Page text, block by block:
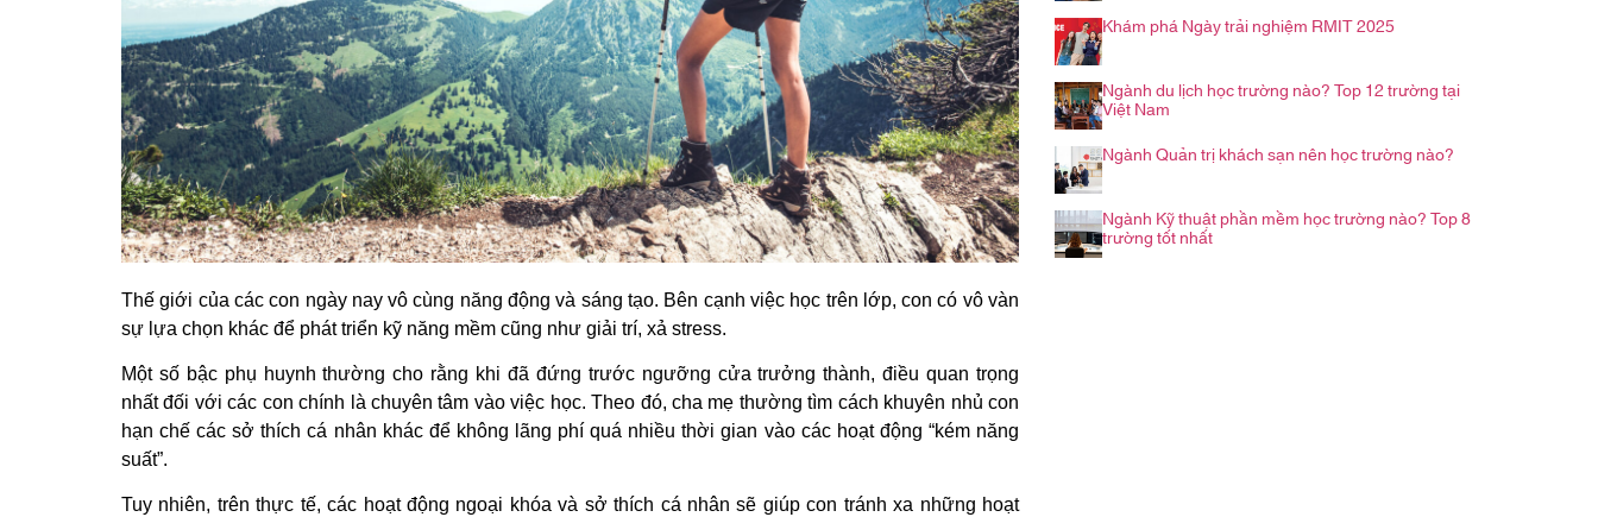
Thế giới của các con ngày nay vô cùng năng động và sáng tạo. Bên cạnh việc học trên lớp, con có vô vàn
sự lựa chọn khác để phát triển kỹ năng mềm cũng như giải trí, xả stress.
Một số bậc phụ huynh thường cho rằng khi đã đứng trước ngưỡng cửa trưởng thành, điều quan trọng
nhất đối với các con chính là chuyên tâm vào việc học. Theo đó, cha mẹ thường tìm cách khuyên nhủ con
hạn chế các sở thích cá nhân khác để không lãng phí quá nhiều thời gian vào các hoạt động “kém năng
suất”.
Tuy nhiên, trên thực tế, các hoạt động ngoại khóa và sở thích cá nhân sẽ giúp con tránh xa những hoạt
Khám phá Ngày trải nghiệm RMIT 2025
Ngành du lịch học trường nào? Top 12 trường tại
Việt Nam
Ngành Quản trị khách sạn nên học trường nào?
Ngành Kỹ thuật phần mềm học trường nào? Top 8
trường tốt nhất